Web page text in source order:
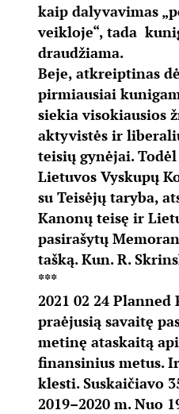
kaip dalyvavimas
veikloje“, tada
draudžiama.
Beje, atkreiptinas
pirmiausiai
siekia visokiausios
aktyvistės ir
teisių gynėjai.
Lietuvos Vyskupų
su Teisėjų taryba,
Kanonų teisę ir
pasirašytų
tašką. Kun. R.
***
2021 02 24
praėjusią savaitę
metinę ataskaitą
finansinius metus.
klesti. Suskaičiavo
2019–2020 m. Nuo